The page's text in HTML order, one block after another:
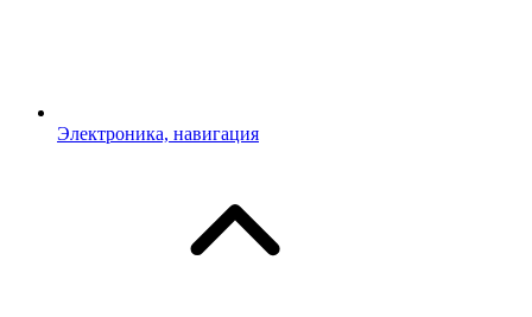
Электроника, навигация